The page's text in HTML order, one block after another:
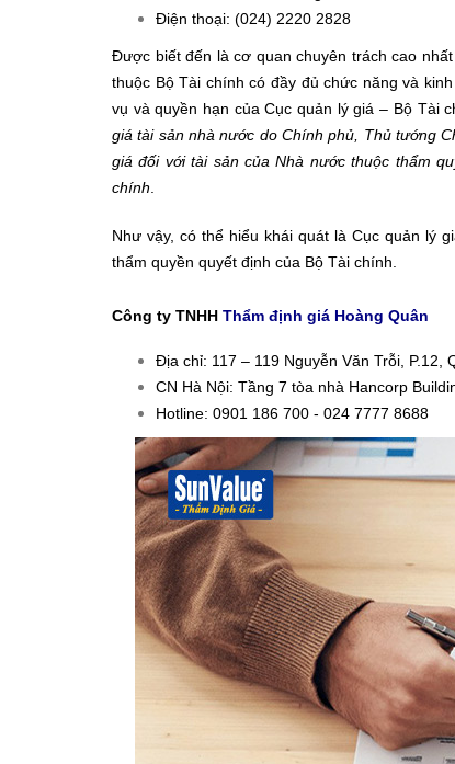
Điện thoại: (024) 2220 2828
Được biết đến là cơ quan chuyên trách cao
thuộc Bộ Tài chính có đầy đủ chức năng và
vụ và quyền hạn của Cục quản lý giá – Bộ Tài
giá tài sản nhà nước do Chính phủ, Thủ tướng
giá đối với tài sản của Nhà nước thuộc thẩm
chính
Như vậy, có thể hiểu khái quát là Cục quản lý
thẩm quyền quyết định của Bộ Tài chính.
Công ty TNHH Thẩm định giá Hoàng Quân
Địa chỉ: 117 – 119 Nguyễn Văn Trỗi, P.12,
CN Hà Nội: Tầng 7 tòa nhà Hancorp
Hotline: 0901 186 700 - 024 7777 8688